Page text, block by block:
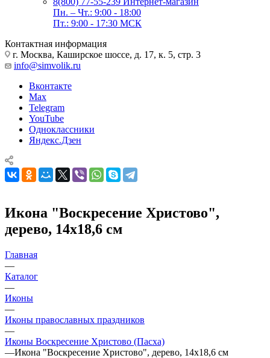
Пн. – Чт.: 9:00 - 18:00
Пт.: 9:00 - 17:30 МСК
Контактная информация
г. Москва, Каширское шоссе, д. 17, к. 5, стр. 3
info@simvolik.ru
Вконтакте
Max
Telegram
YouTube
Одноклассники
Яндекс.Дзен
Икона "Воскресение Христово",
дерево, 14х18,6 см
Главная
—
Каталог
—
Иконы
—
Иконы православных праздников
—
Иконы Воскресение Христово (Пасха)
—Икона "Воскресение Христово", дерево, 14х18,6 см